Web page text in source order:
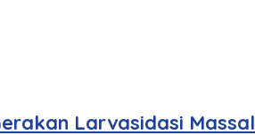
Larvasidasi Massal